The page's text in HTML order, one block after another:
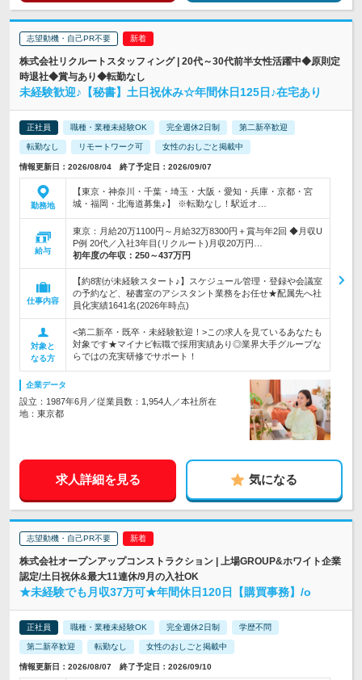
志望動機・自己PR不要
株式会社リクルートスタッフィング | 20代～30代前半女性活躍中◆原則定
時退社◆賞与あり◆転勤なし
未経験歓迎♪【秘書】土日祝休み☆年間休日125日♪在宅あり
正社員 職種・業種未経験OK 完全週休2日制 第二新卒歓迎
転勤なし リモートワーク可 女性のおしごと掲載中
情報更新日：2026/08/04 終了予定日：2026/09/07
勤務地
【東京・神奈川・千葉・埼玉・大阪・愛知・兵庫・京都・宮
城・福岡・北海道募集♪】 ※転勤なし！駅近オ…
給与
東京：月給20万1100円～月給32万8300円＋賞与年2回 ◆月収U
P例 20代／入社3年目(リクルート)月収20万円…
初年度の年収： 250～437万円
仕事内容
【約8割が未経験スタート♪】スケジュール管理・登録や会議室
の予約など、秘書室のアシスタント業務をお任せ★配属先へ社
員化実績1641名(2026年時点)
対象と
なる方
<第二新卒・既卒・未経験歓迎！>この求人を見ているあなたも
対象です★マイナビ転職で採用実績あり◎業界大手グループな
らではの充実研修でサポート！
企業データ
設立：1987年6月／従業員数：1,954人／本社所在
地：東京都
求人詳細を見る 気になる
志望動機・自己PR不要
株式会社オープンアップコンストラクション | 上場GROUP&ホワイト企業
認定/土日祝休&最大11連休/9月の入社OK
★未経験でも月収37万可★年間休日120日【購買事務】/o
正社員 職種・業種未経験OK 完全週休2日制 学歴不問
第二新卒歓迎 転勤なし 女性のおしごと掲載中
情報更新日：2026/08/07 終了予定日：2026/09/10